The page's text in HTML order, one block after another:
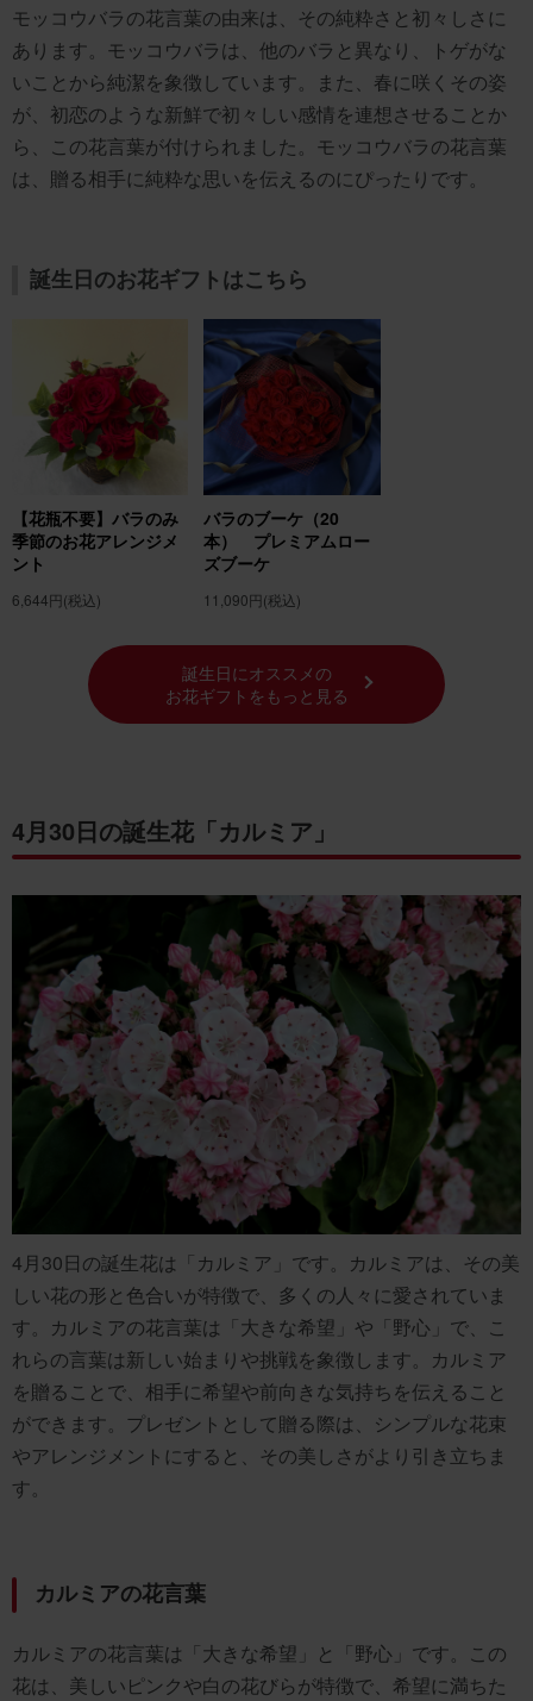
モッコウバラの花言葉の由来は、その純粋さと初々しさに
あります。モッコウバラは、他のバラと異なり、トゲがな
いことから純潔を象徴しています。また、春に咲くその姿
が、初恋のような新鮮で初々しい感情を連想させることか
ら、この花言葉が付けられました。モッコウバラの花言葉
は、贈る相手に純粋な思いを伝えるのにぴったりです。
誕生日のお花ギフトはこちら
【花瓶不要】バラのみ
季節のお花アレンジメ
ント
6,644円(税込)
バラのブーケ（20
本） プレミアムロー
ズブーケ
11,090円(税込)
誕生日にオススメの
お花ギフトをもっと見る
4月30日の誕生花「カルミア」
4月30日の誕生花は「カルミア」です。カルミアは、その美
しい花の形と色合いが特徴で、多くの人々に愛されていま
す。カルミアの花言葉は「大きな希望」や「野心」で、こ
れらの言葉は新しい始まりや挑戦を象徴します。カルミア
を贈ることで、相手に希望や前向きな気持ちを伝えること
ができます。プレゼントとして贈る際は、シンプルな花束
やアレンジメントにすると、その美しさがより引き立ちま
す。
カルミアの花言葉
カルミアの花言葉は「大きな希望」と「野心」です。この
花は、美しいピンクや白の花びらが特徴で、希望に満ちた